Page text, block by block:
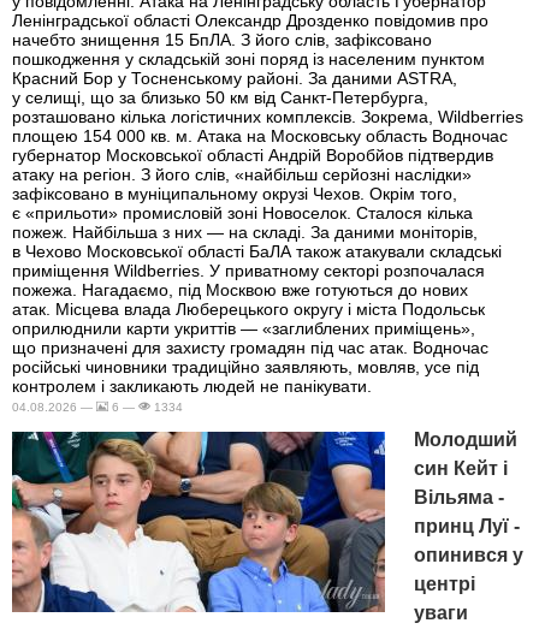
Ленінградської області Олександр Дрозденко повідомив про
начебто знищення 15 БпЛА. З його слів, зафіксовано
пошкодження у складській зоні поряд із населеним пунктом
Красний Бор у Тосненському районі. За даними ASTRA,
у селищі, що за близько 50 км від Санкт-Петербурга,
розташовано кілька логістичних комплексів. Зокрема, Wildberries
площею 154 000 кв. м. Атака на Московську область Водночас
губернатор Московської області Андрій Воробйов підтвердив
атаку на регіон. З його слів, «найбільш серйозні наслідки»
зафіксовано в муніципальному окрузі Чехов. Окрім того,
є «прильоти» промисловій зоні Новоселок. Сталося кілька
пожеж. Найбільша з них — на складі. За даними моніторів,
в Чехово Московської області БаЛА також атакували складські
приміщення Wildberries. У приватному секторі розпочалася
пожежа. Нагадаємо, під Москвою вже готуються до нових
атак. Місцева влада Люберецького округу і міста Подольськ
оприлюднили карти укриттів — «заглиблених приміщень»,
що призначені для захисту громадян під час атак. Водночас
російські чиновники традиційно заявляють, мовляв, усе під
контролем і закликають людей не панікувати.
04.08.2026 — 6 — 1334
Молодший
син Кейт і
Вільяма -
принц Луї -
опинився у
центрі
уваги